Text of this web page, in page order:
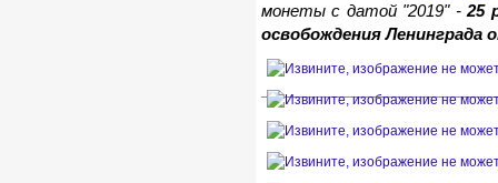
монеты с датой "2019" -25
освобождения